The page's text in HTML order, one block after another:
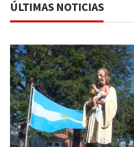
ÚLTIMAS NOTICIAS